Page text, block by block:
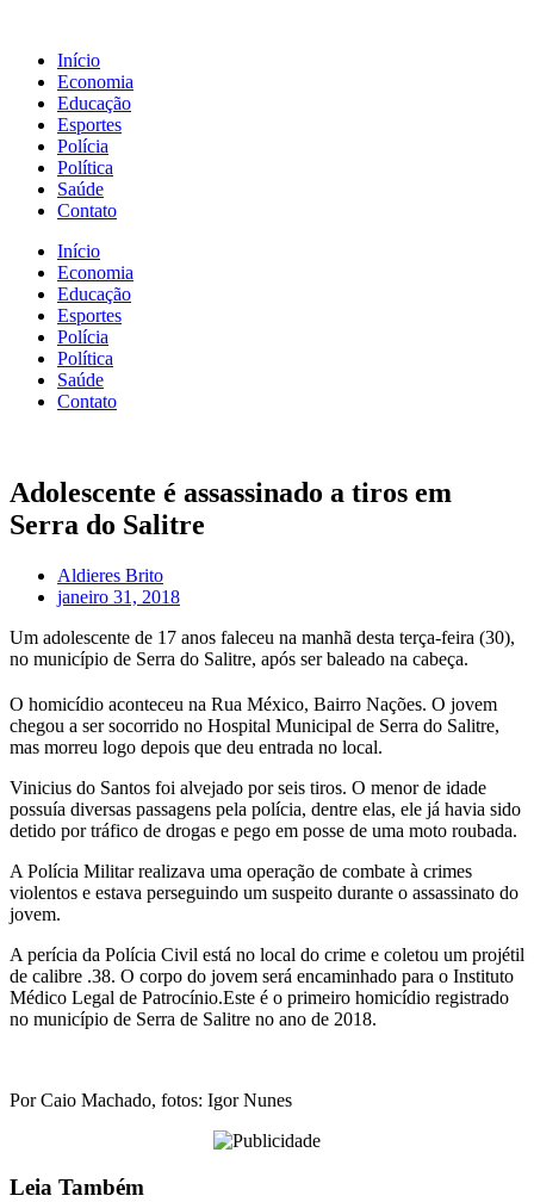
Início
Economia
Educação
Esportes
Polícia
Política
Saúde
Contato
Início
Economia
Educação
Esportes
Polícia
Política
Saúde
Contato
Adolescente é assassinado a tiros em
Serra do Salitre
Aldieres Brito
janeiro 31, 2018
Um adolescente de 17 anos faleceu na manhã desta terça-feira (30),
no município de Serra do Salitre, após ser baleado na cabeça.
O homicídio aconteceu na Rua México, Bairro Nações. O jovem
chegou a ser socorrido no Hospital Municipal de Serra do Salitre,
mas morreu logo depois que deu entrada no local.
Vinicius do Santos foi alvejado por seis tiros. O menor de idade
possuía diversas passagens pela polícia, dentre elas, ele já havia sido
detido por tráfico de drogas e pego em posse de uma moto roubada.
A Polícia Militar realizava uma operação de combate à crimes
violentos e estava perseguindo um suspeito durante o assassinato do
jovem.
A perícia da Polícia Civil está no local do crime e coletou um projétil
de calibre .38. O corpo do jovem será encaminhado para o Instituto
Médico Legal de Patrocínio.Este é o primeiro homicídio registrado
no município de Serra de Salitre no ano de 2018.
Por Caio Machado, fotos: Igor Nunes
Leia Também